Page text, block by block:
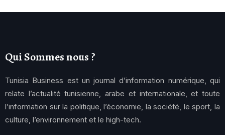
Qui Sommes nous ?
Tunisia Business est un journal d’information numérique, qui
relate l’actualité tunisienne, arabe et internationale, et toute
l’information sur la politique, l’économie, la société, le sport, la
culture, l’environnement et le high-tech.